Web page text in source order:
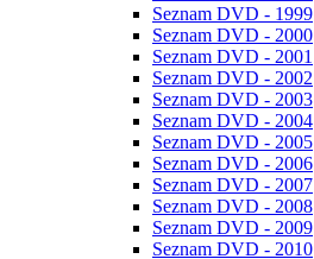
Seznam DVD - 1999
Seznam DVD - 2000
Seznam DVD - 2001
Seznam DVD - 2002
Seznam DVD - 2003
Seznam DVD - 2004
Seznam DVD - 2005
Seznam DVD - 2006
Seznam DVD - 2007
Seznam DVD - 2008
Seznam DVD - 2009
Seznam DVD - 2010